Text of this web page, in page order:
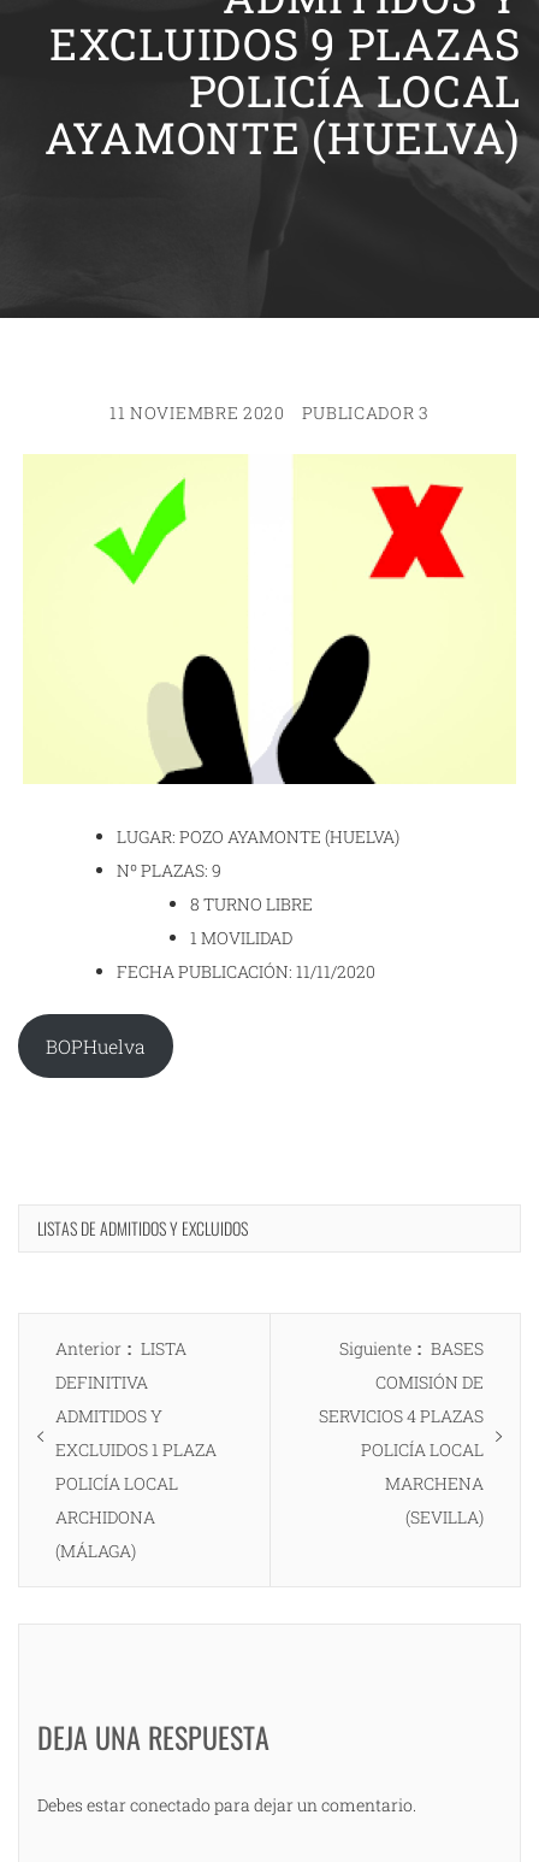
EXCLUIDOS 9 PLAZAS
POLICÍA LOCAL
AYAMONTE (HUELVA)
11 NOVIEMBRE 2020 PUBLICADOR 3
LUGAR: POZO AYAMONTE (HUELVA)
Nº PLAZAS: 9
8 TURNO LIBRE
1 MOVILIDAD
FECHA PUBLICACIÓN: 11/11/2020
BOPHuelva
LISTAS DE ADMITIDOS Y EXCLUIDOS
Navegación
entradas
Anterior
Entrada
anterior:
LISTA
DEFINITIVA
ADMITIDOS Y
EXCLUIDOS 1 PLAZA
POLICÍA LOCAL
ARCHIDONA
(MÁLAGA)
Siguiente
Entrada
siguiente:
BASES
COMISIÓN DE
SERVICIOS 4 PLAZAS
POLICÍA LOCAL
MARCHENA
(SEVILLA)
DEJA UNA RESPUESTA
Debes estar conectado para dejar un comentario.